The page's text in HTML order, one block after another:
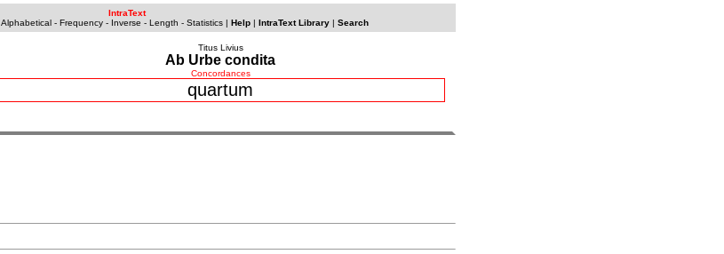
IntraText
Alphabetical- Frequency- Inverse - Length - Statistics| Help| IntraText Library| Search
Titus Livius
Ab Urbe condita
Concordances
quartum